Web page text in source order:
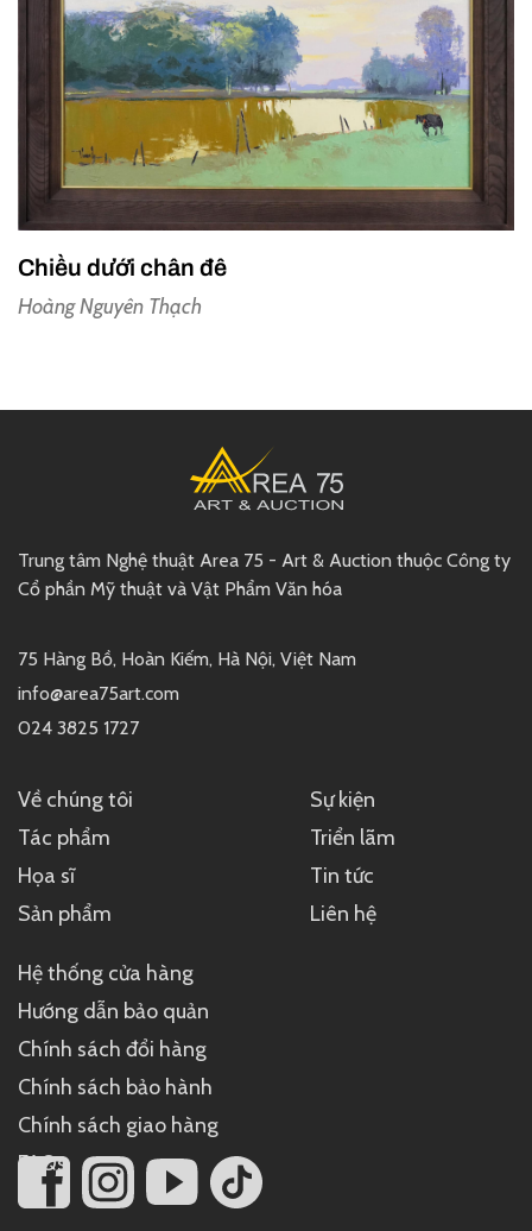
Chiều dưới chân đê
Hoàng Nguyên Thạch
Trung tâm Nghệ thuật Area 75 - Art & Auction thuộc Công ty
Cổ phần Mỹ thuật và Vật Phẩm Văn hóa
75 Hàng Bồ, Hoàn Kiếm, Hà Nội, Việt Nam
info@area75art.com
024 3825 1727
Về chúng tôi
Tác phẩm
Họa sĩ
Sản phẩm
Sự kiện
Triển lãm
Tin tức
Liên hệ
Hệ thống cửa hàng
Hướng dẫn bảo quản
Chính sách đổi hàng
Chính sách bảo hành
Chính sách giao hàng
FAQs